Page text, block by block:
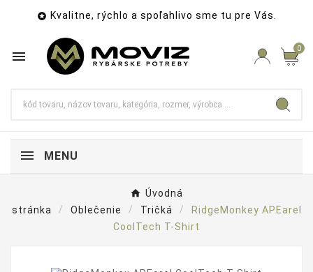
 Kvalitne, rýchlo a spoľahlivo sme tu pre Vás.
 0
MENU
Úvodná
stránka
Oblečenie Tričká
RidgeMonkey APEarel
CoolTech T-Shirt